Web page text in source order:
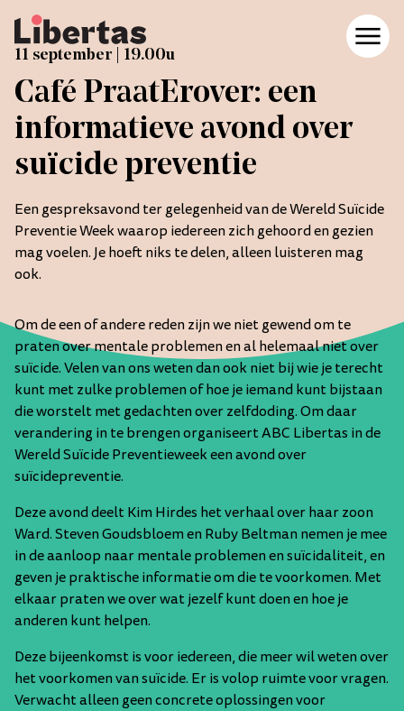
Boeken doneren
Boeken doneren
Agenda
Agenda
Het team
Contact en reserveren
Menukaart
Folk Sessions
Folk Sessions
Onze tuin
Onze tuin
Webshop
Webshop
Werken bij...
Werken bij...
Openingstijden
Ma gesloten
Di10:00 - 22:00
Wo10:00 - 22:00
10:00 - 22:00
Vr 10:00 - 00:00
Za10:00 - 00:00
11 september | 19.00u
Café PraatErover: een
informatieve avond over
suïcide preventie
Een gespreksavond ter gelegenheid van de Wereld Suïcide
Preventie Week waarop iedereen zich gehoord en gezien
mag voelen. Je hoeft niks te delen, alleen luisteren mag
ook.
Om de een of andere reden zijn we niet gewend om te
praten over mentale problemen en al helemaal niet over
suïcide. Velen van ons weten dan ook niet bij wie je terecht
kunt met zulke problemen of hoe je iemand kunt bijstaan
die worstelt met gedachten over zelfdoding. Om daar
verandering in te brengen organiseert ABC Libertas in de
Wereld Suïcide Preventieweek een avond over
suïcidepreventie.
Deze avond deelt Kim Hirdes het verhaal over haar zoon
Ward. Steven Goudsbloem en Ruby Beltman nemen je mee
in de aanloop naar mentale problemen en suïcidaliteit, en
geven je praktische informatie om die te voorkomen. Met
elkaar praten we over wat jezelf kunt doen en hoe je
anderen kunt helpen.
Deze bijeenkomst is voor iedereen, die meer wil weten over
het voorkomen van suïcide. Er is volop ruimte voor vragen.
Verwacht alleen geen concrete oplossingen voor